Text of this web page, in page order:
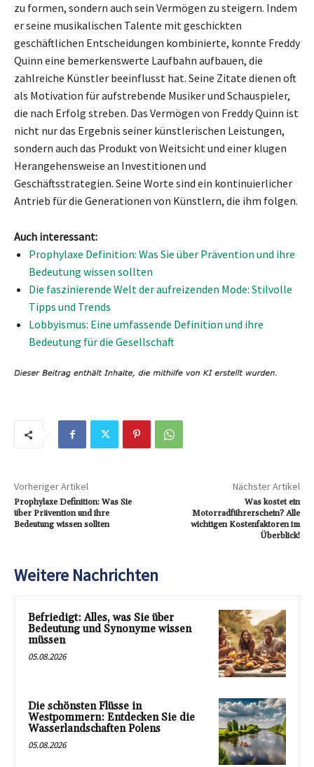
zu formen, sondern auch sein Vermögen zu steigern. Indem
er seine musikalischen Talente mit geschickten
geschäftlichen Entscheidungen kombinierte, konnte Freddy
Quinn eine bemerkenswerte Laufbahn aufbauen, die
zahlreiche Künstler beeinflusst hat. Seine Zitate dienen oft
als Motivation für aufstrebende Musiker und Schauspieler,
die nach Erfolg streben. Das Vermögen von Freddy Quinn ist
nicht nur das Ergebnis seiner künstlerischen Leistungen,
sondern auch das Produkt von Weitsicht und einer klugen
Herangehensweise an Investitionen und
Geschäftsstrategien. Seine Worte sind ein kontinuierlicher
Antrieb für die Generationen von Künstlern, die ihm folgen.
Auch interessant:
Prophylaxe Definition: Was Sie über Prävention und ihre
Bedeutung wissen sollten
Die faszinierende Welt der aufreizenden Mode: Stilvolle
Tipps und Trends
Lobbyismus: Eine umfassende Definition und ihre
Bedeutung für die Gesellschaft
Vorheriger Artikel
Prophylaxe Definition: Was Sie
über Prävention und ihre
Bedeutung wissen sollten
Nächster Artikel
Was kostet ein
Motorradführerschein? Alle
wichtigen Kostenfaktoren im
Überblick!
Weitere Nachrichten
Befriedigt: Alles, was Sie über
Bedeutung und Synonyme wissen
müssen
05.08.2026
Die schönsten Flüsse in
Westpommern: Entdecken Sie die
Wasserlandschaften Polens
05.08.2026